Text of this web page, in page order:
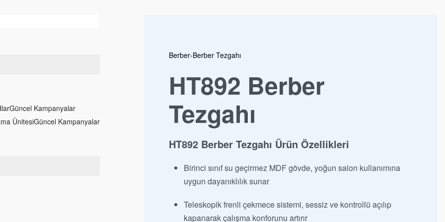
Güncel Kampanyalar
ÜnitesiGüncel Kampanyalar
Berber›Berber Tezgahı
HT892 Berber
Tezgahı
HT892 Berber Tezgahı Ürün Özellikleri
Birinci sınıf su geçirmez MDF gövde, yoğun salon kullanımına
uygun dayanıklılık sunar
Teleskopik frenli çekmece sistemi, sessiz ve kontrollü açılıp
kapanarak çalışma konforunu artırır